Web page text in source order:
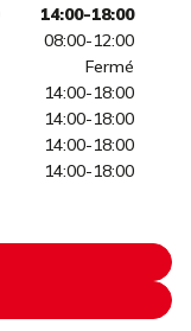
14:00-18:00
08:00-12:00
Fermé
14:00-18:00
14:00-18:00
14:00-18:00
14:00-18:00